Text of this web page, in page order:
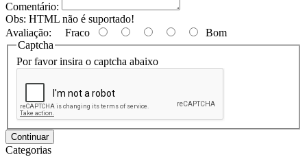
Comentário:
Obs: HTML não é suportado!
Avaliação: Fraco
Bom
Captcha
Por favor insira o captcha abaixo
Continuar
Categorias